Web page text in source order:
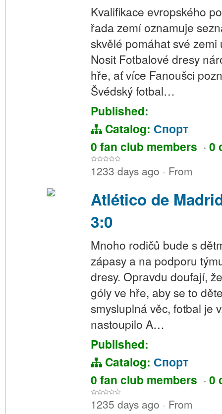
Kvalifikace evropského
řada zemí oznamuje
skvělé pomáhat své
Nosit Fotbalové dresy
hře, ať více Fanoušci
Švédský fotbal…
Published:
Catalog: Спорт
0 fan club members · 0
1233 days ago · From
Atlético de
3:0
Mnoho rodičů bude s
zápasy a na podporu
dresy. Opravdu doufají,
góly ve hře, aby se to
smysluplná věc, fotbal je
nastoupilo A…
Published:
Catalog: Спорт
0 fan club members · 0
1235 days ago · From